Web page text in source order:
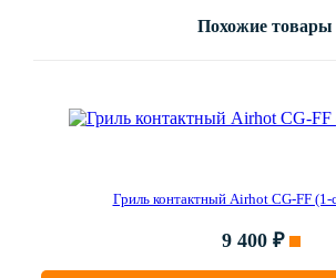
Похожие товары
Гриль контактный Airhot CG-FF (1-
9 400 ₽